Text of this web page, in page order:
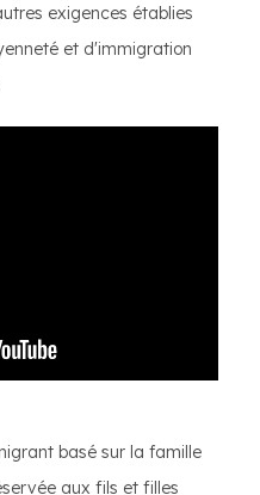
exigences établies
et d'immigration
basé sur la famille
aux fils et filles